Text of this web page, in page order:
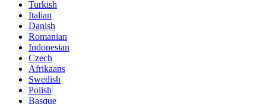
Turkish
Italian
Danish
Romanian
Indonesian
Czech
Afrikaans
Swedish
Polish
Basque